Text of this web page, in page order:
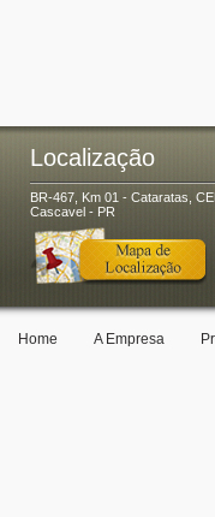
Localização
BR-467, Km 01 - Cataratas,
Cascavel - PR
Home A Empresa